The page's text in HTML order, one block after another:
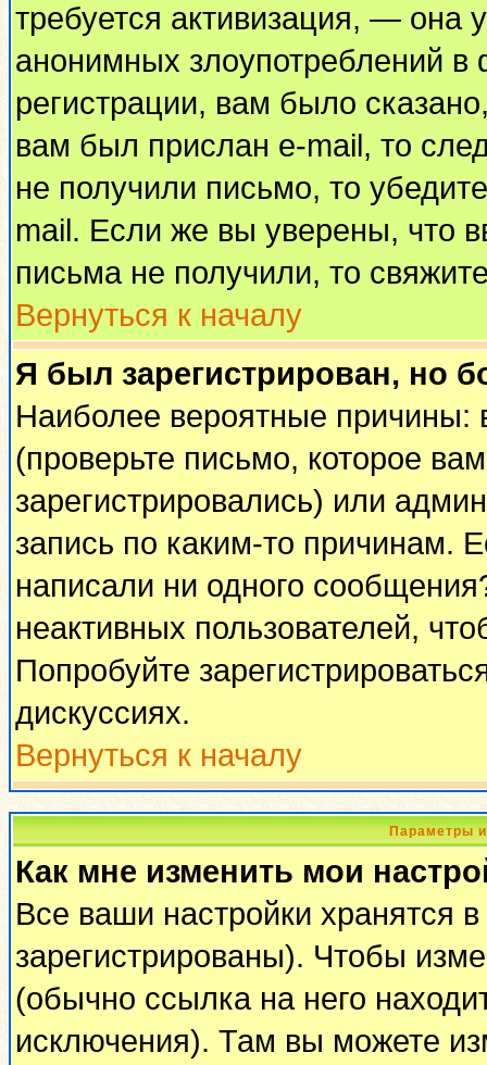
требуется активизация, — она
анонимных злоупотреблений
регистрации, вам было
вам был прислан e-mail, то
не получили письмо, то
mail. Если же вы уверены, что
письма не получили, то
Вернуться к началу
Я был зарегистрирован, но
Наиболее вероятные причины:
(проверьте письмо, которое
зарегистрировались) или
запись по каким-то причинам.
написали ни одного
неактивных пользователей,
Попробуйте
дискуссиях.
Вернуться к началу
Параметры
Как мне изменить мои
Все ваши настройки хранятся
зарегистрированы). Чтобы
(обычно ссылка на него
исключения). Там вы можете